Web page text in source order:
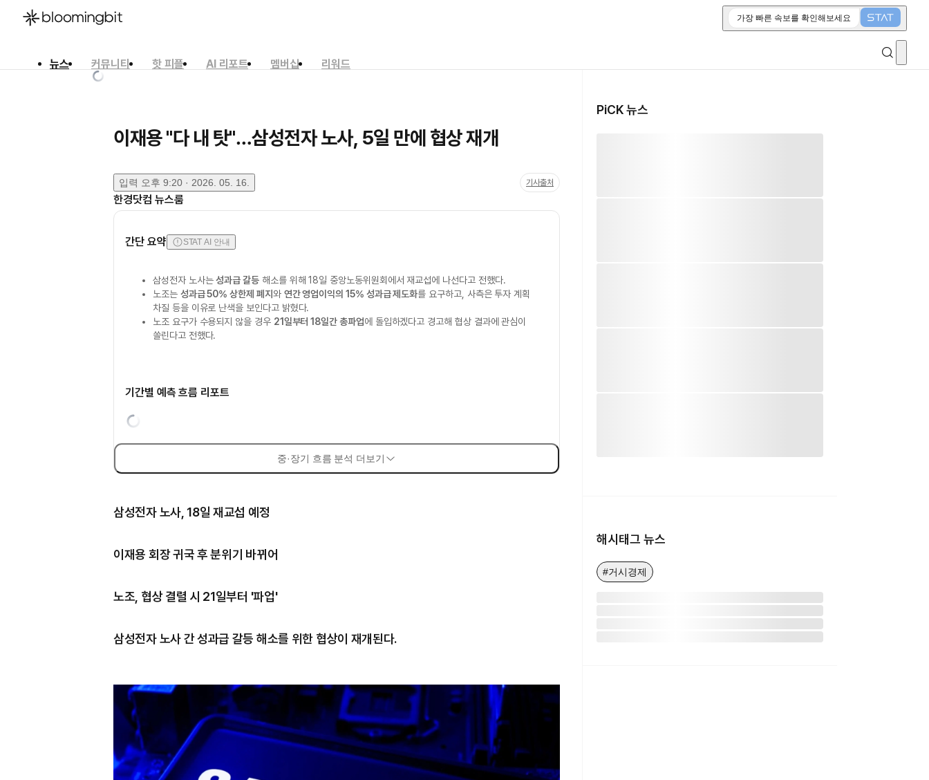
가장 빠른 속보를 확인해보세요
뉴스 커뮤니티 핫 피플 AI 리포트 멤버십
리워드
이재용 "다 내 탓"…삼성전자 노사, 5일 만에 협상 재개
입력 오후 9:20 · 2026. 05. 16. 기사출처
한경닷컴 뉴스룸
간단 요약 STAT AI 안내
삼성전자 노사는성과급 갈등해소를 위해 18일 중앙노동위원회에서 재교섭에 나선다고 전했다.
노조는 성과급 50% 상한제 폐지와 연간 영업이익의 15% 성과급 제도화를 요구하고, 사측은 투자 계획
차질 등을 이유로 난색을 보인다고 밝혔다.
노조 요구가 수용되지 않을 경우 21일부터 18일간 총파업에 돌입하겠다고 경고해 협상 결과에 관심이
쏠린다고 전했다.
기간별 예측 흐름 리포트
중·장기 흐름 분석 더보기
삼성전자 노사, 18일 재교섭 예정
이재용 회장 귀국 후 분위기 바뀌어
노조, 협상 결렬 시 21일부터 '파업'
삼성전자 노사 간 성과급 갈등 해소를 위한 협상이 재개된다.
PiCK 뉴스
해시태그 뉴스
#거시경제